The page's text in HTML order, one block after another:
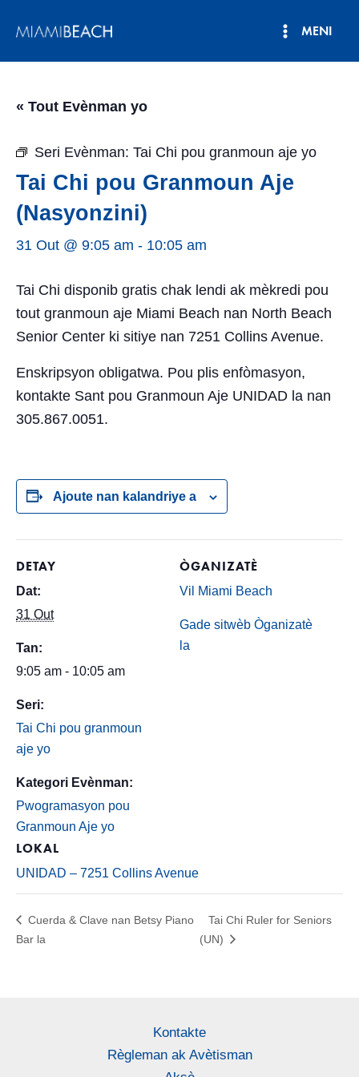
nan
MENI
« Tout Evènman yo
Seri Evènman: Tai Chi pou granmoun aje yo
Tai Chi pou Granmoun Aje
(Nasyonzini)
31 Out @ 9:05 am - 10:05 am
Tai Chi disponib gratis chak lendi ak mèkredi pou
tout granmoun aje Miami Beach nan North Beach
Senior Center ki sitiye nan 7251 Collins Avenue.
Enskripsyon obligatwa. Pou plis enfòmasyon,
kontakte Sant pou Granmoun Aje UNIDAD la nan
305.867.0051.
Ajoute nan kalandriye a
DETAY
Dat:
31 Out
Tan:
9:05 am - 10:05 am
Seri:
Tai Chi pou granmoun
aje yo
Kategori Evènman:
Pwogramasyon pou
Granmoun Aje yo
LOKAL
UNIDAD – 7251 Collins Avenue
ÒGANIZATÈ
Vil Miami Beach
Gade sitwèb Òganizatè
la
Cuerda & Clave nan Betsy Piano
Bar la
Tai Chi Ruler for Seniors
(UN)
Kontakte
Règleman ak Avètisman